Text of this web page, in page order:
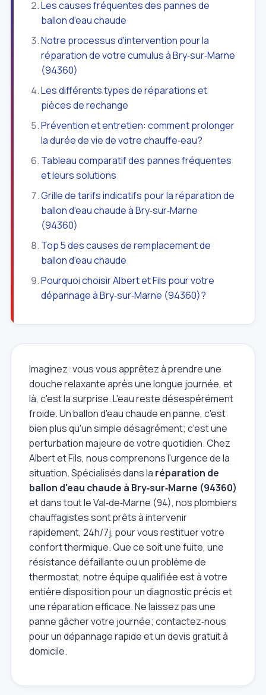
Les causes fréquentes des pannes de
ballon d'eau chaude
Notre processus d'intervention pour la
réparation de votre cumulus à Bry‑sur‑Marne
(94360)
Les différents types de réparations et
pièces de rechange
Prévention et entretien: comment prolonger
la durée de vie de votre chauffe‑eau?
Tableau comparatif des pannes fréquentes
et leurs solutions
Grille de tarifs indicatifs pour la réparation de
ballon d'eau chaude à Bry‑sur‑Marne
(94360)
Top 5 des causes de remplacement de
ballon d'eau chaude
Pourquoi choisir Albert et Fils pour votre
dépannage à Bry‑sur‑Marne (94360)?
Imaginez: vous vous apprêtez à prendre une
douche relaxante après une longue journée, et
là, c'est la surprise. L'eau reste désespérément
froide. Un ballon d'eau chaude en panne, c'est
bien plus qu'un simple désagrément; c'est une
perturbation majeure de votre quotidien. Chez
Albert et Fils, nous comprenons l'urgence de la
situation. Spécialisés dans la réparation de
ballon d'eau chaude à Bry‑sur‑Marne (94360)
et dans tout le Val‑de‑Marne (94), nos plombiers
chauffagistes sont prêts à intervenir
rapidement, 24h/7j, pour vous restituer votre
confort thermique. Que ce soit une fuite, une
résistance défaillante ou un problème de
thermostat, notre équipe qualifiée est à votre
entière disposition pour un diagnostic précis et
une réparation efficace. Ne laissez pas une
panne gâcher votre journée; contactez‑nous
pour un dépannage rapide et un devis gratuit à
domicile.